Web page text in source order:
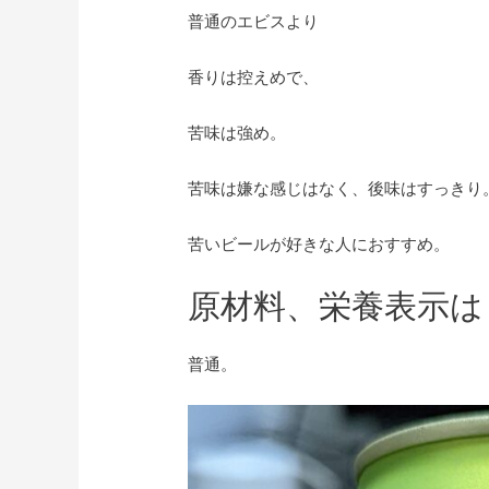
普通のエビスより
香りは控えめで、
苦味は強め。
苦味は嫌な感じはなく、後味はすっきり
苦いビールが好きな人におすすめ。
原材料、栄養表示
普通。